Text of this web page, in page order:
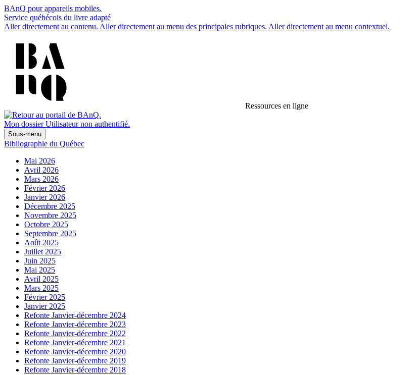
BAnQ pour appareils mobiles.
Service québécois du livre adapté
Aller directement au contenu. Aller directement au menu des principales rubriques. Aller directement au menu contextuel.
Ressources en ligne
Mon dossier Utilisateur non authentifié.
Sous-menu
Bibliographie du Québec
Mai 2026
Avril 2026
Mars 2026
Février 2026
Janvier 2026
Décembre 2025
Novembre 2025
Octobre 2025
Septembre 2025
Août 2025
Juillet 2025
Juin 2025
Mai 2025
Avril 2025
Mars 2025
Février 2025
Janvier 2025
Refonte Janvier-décembre 2024
Refonte Janvier-décembre 2023
Refonte Janvier-décembre 2022
Refonte Janvier-décembre 2021
Refonte Janvier-décembre 2020
Refonte Janvier-décembre 2019
Refonte Janvier-décembre 2018